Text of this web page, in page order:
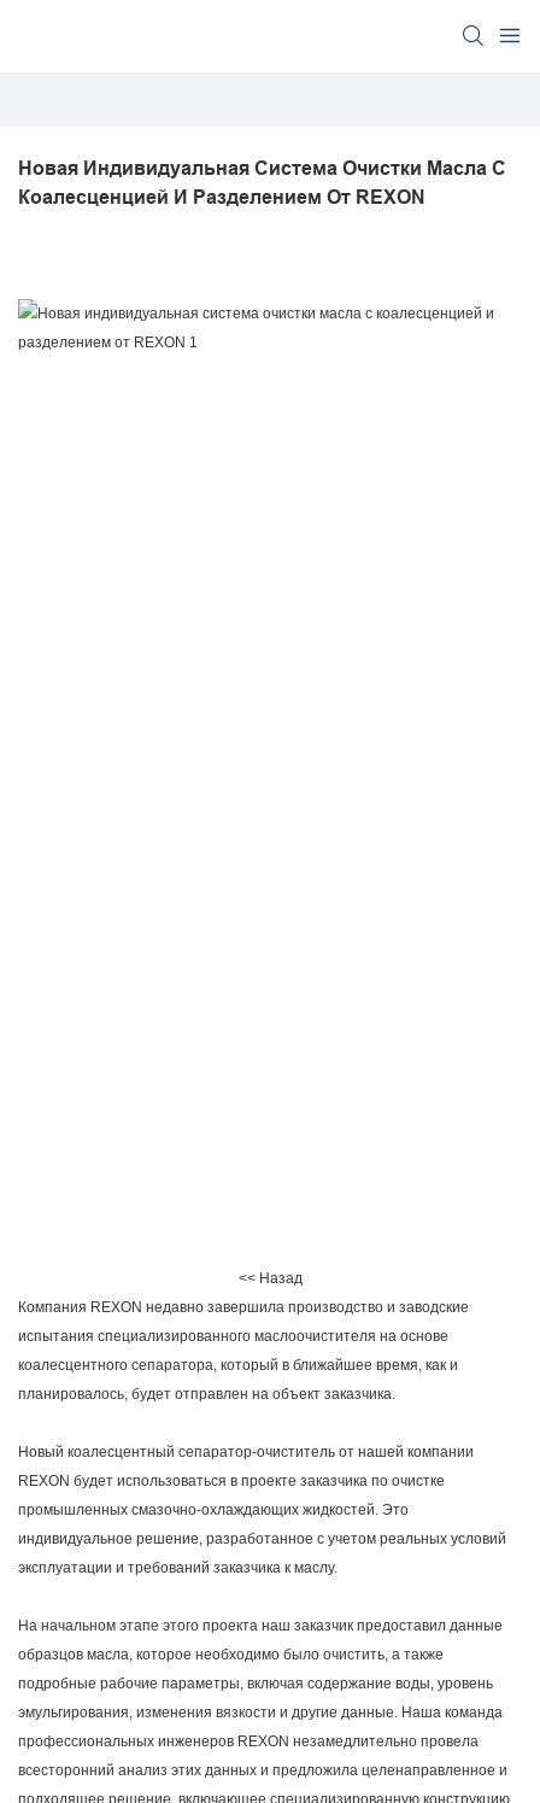
Новая Индивидуальная Система Очистки Масла С
Коалесценцией И Разделением От REXON
<< Назад
Компания REXON недавно завершила производство и заводские
испытания специализированного маслоочистителя на основе
коалесцентного сепаратора, который в ближайшее время, как и
планировалось, будет отправлен на объект заказчика.
Новый коалесцентный сепаратор-очиститель от нашей компании
REXON будет использоваться в проекте заказчика по очистке
промышленных смазочно-охлаждающих жидкостей. Это
индивидуальное решение, разработанное с учетом реальных условий
эксплуатации и требований заказчика к маслу.
На начальном этапе этого проекта наш заказчик предоставил данные
образцов масла, которое необходимо было очистить, а также
подробные рабочие параметры, включая содержание воды, уровень
эмульгирования, изменения вязкости и другие данные. Наша команда
профессиональных инженеров REXON незамедлительно провела
всесторонний анализ этих данных и предложила целенаправленное и